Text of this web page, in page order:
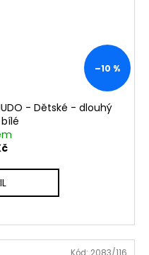
–10 %
- Dětské - dlouhý